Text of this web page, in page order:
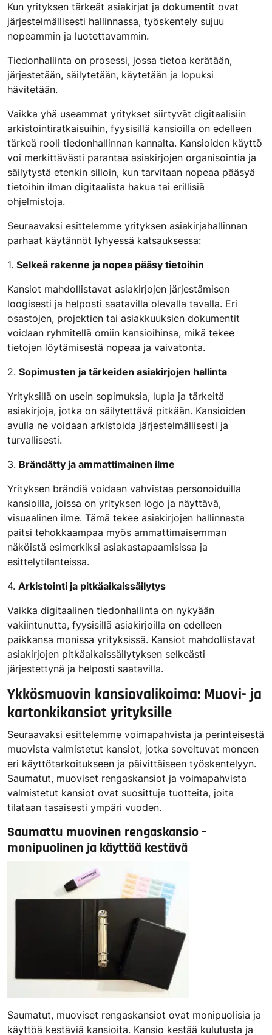
Kun yrityksen tärkeät asiakirjat ja dokumentit ovat
järjestelmällisesti hallinnassa, työskentely sujuu
nopeammin ja luotettavammin.
Tiedonhallinta on prosessi, jossa tietoa kerätään,
järjestetään, säilytetään, käytetään ja lopuksi
hävitetään.
Vaikka yhä useammat yritykset siirtyvät digitaalisiin
arkistointiratkaisuihin, fyysisillä kansioilla on edelleen
tärkeä rooli tiedonhallinnan kannalta. Kansioiden käyttö
voi merkittävästi parantaa asiakirjojen organisointia ja
säilytystä etenkin silloin, kun tarvitaan nopeaa pääsyä
tietoihin ilman digitaalista hakua tai erillisiä
ohjelmistoja.
Seuraavaksi esittelemme yrityksen asiakirjahallinnan
parhaat käytännöt lyhyessä katsauksessa:
1. Selkeä rakenne ja nopea pääsy tietoihin
Kansiot mahdollistavat asiakirjojen järjestämisen
loogisesti ja helposti saatavilla olevalla tavalla. Eri
osastojen, projektien tai asiakkuuksien dokumentit
voidaan ryhmitellä omiin kansioihinsa, mikä tekee
tietojen löytämisestä nopeaa ja vaivatonta.
2. Sopimusten ja tärkeiden asiakirjojen hallinta
Yrityksillä on usein sopimuksia, lupia ja tärkeitä
asiakirjoja, jotka on säilytettävä pitkään. Kansioiden
avulla ne voidaan arkistoida järjestelmällisesti ja
turvallisesti.
3. Brändätty ja ammattimainen ilme
Yrityksen brändiä voidaan vahvistaa personoiduilla
kansioilla, joissa on yrityksen logo ja näyttävä,
visuaalinen ilme. Tämä tekee asiakirjojen hallinnasta
paitsi tehokkaampaa myös ammattimaisemman
näköistä esimerkiksi asiakastapaamisissa ja
esittelytilanteissa.
4. Arkistointi ja pitkäaikaissäilytys
Vaikka digitaalinen tiedonhallinta on nykyään
vakiintunutta, fyysisillä asiakirjoilla on edelleen
paikkansa monissa yrityksissä. Kansiot mahdollistavat
asiakirjojen pitkäaikaissäilytyksen selkeästi
järjestettynä ja helposti saatavilla.
Ykkösmuovin kansiovalikoima: Muovi- ja
kartonkikansiot yrityksille
Seuraavaksi esittelemme voimapahvista ja perinteisestä
muovista valmistetut kansiot, jotka soveltuvat moneen
eri käyttötarkoitukseen ja päivittäiseen työskentelyyn.
Saumatut, muoviset rengaskansiot ja voimapahvista
valmistetut kansiot ovat suosittuja tuotteita, joita
tilataan tasaisesti ympäri vuoden.
Saumattu muovinen rengaskansio–
monipuolinen ja käyttöä kestävä
Saumatut, muoviset rengaskansiot ovat monipuolisia ja
käyttöä kestäviä kansioita. Kansio kestää kulutusta ja